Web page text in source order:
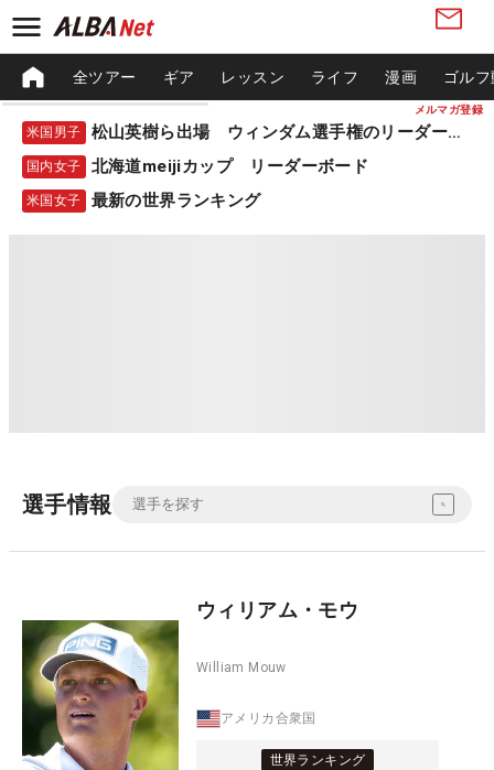
メルマガ登録
全ツアー ギア レッスン ライフ 漫画 ゴル
米国男子 松山英樹ら出場 ウィンダム選手権のリーダーボード
国内女子 北海道meijiカップ リーダーボード
米国女子 最新の世界ランキング
選手情報
ウィリアム・モウ
William Mouw
アメリカ合衆国
世界ランキング